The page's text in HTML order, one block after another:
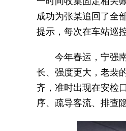
成功为张某追回了全
提示，每次在车站巡
今年春运，宁强
长、强度更大，老裴
齐，准时出现在安检
序、疏导客流、排查